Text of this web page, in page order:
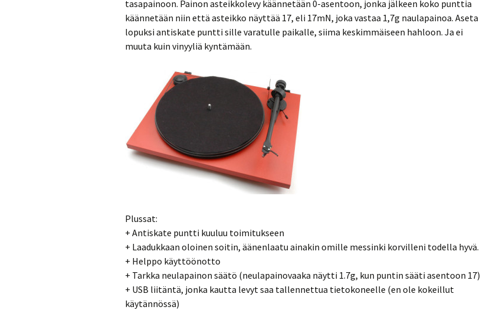
tasapainoon. Painon asteikkolevy käännetään 0-asentoon, jonka jälkeen koko punttia
käännetään niin että asteikko näyttää 17, eli 17mN, joka vastaa 1,7g naulapainoa. Aseta
lopuksi antiskate puntti sille varatulle paikalle, siima keskimmäiseen hahloon. Ja ei
muuta kuin vinyyliä kyntämään.
Plussat:
+ Antiskate puntti kuuluu toimitukseen
+ Laadukkaan oloinen soitin, äänenlaatu ainakin omille messinki korvilleni todella hyvä.
+ Helppo käyttöönotto
+ Tarkka neulapainon säätö (neulapainovaaka näytti 1.7g, kun puntin sääti asentoon 17)
+ USB liitäntä, jonka kautta levyt saa tallennettua tietokoneelle (en ole kokeillut
käytännössä)